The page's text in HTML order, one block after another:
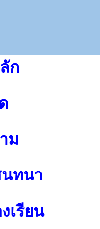
ก
ม
ทนา
เรียน